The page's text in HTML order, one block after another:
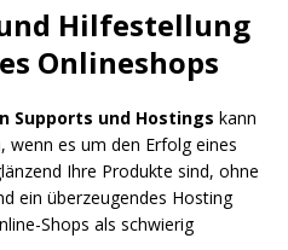
Hilfestellung
Onlineshops
Supports und Hostings kann
es um den Erfolg eines
Ihre Produkte sind, ohne
ein überzeugendes Hosting
Shops als schwierig